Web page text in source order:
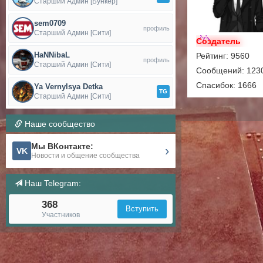
sem0709
Старший Админ [Сити]
профиль
HaNNibaL
Старший Админ [Сити]
профиль
Ya Vernylsya Detka
Старший Админ [Сити]
TG
Наше сообщество
VK Мы ВКонтакте:
Новости и общение сообщества ›
Наш Telegram:
368
Участников
Вступить
Создатель
Рейтинг: 9560
Сообщений:
Спасибок: 1666